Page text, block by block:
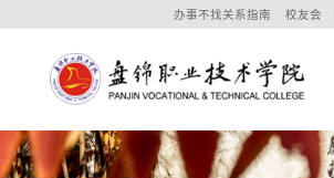
办事不找关系指南 校友会